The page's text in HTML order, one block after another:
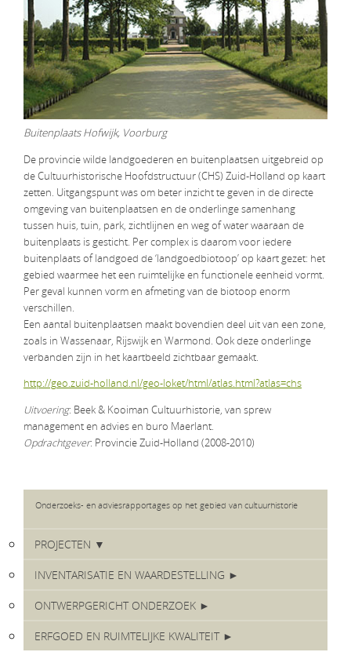
Buitenplaats Hofwijk, Voorburg
De provincie wilde landgoederen en buitenplaatsen uitgebreid op
de Cultuurhistorische Hoofdstructuur (CHS) Zuid-Holland op kaart
zetten. Uitgangspunt was om beter inzicht te geven in de directe
omgeving van buitenplaatsen en de onderlinge samenhang
tussen huis, tuin, park, zichtlijnen en weg of water waaraan de
buitenplaats is gesticht. Per complex is daarom voor iedere
buitenplaats of landgoed de ‘landgoedbiotoop’ op kaart gezet: het
gebied waarmee het een ruimtelijke en functionele eenheid vormt.
Per geval kunnen vorm en afmeting van de biotoop enorm
verschillen.
Een aantal buitenplaatsen maakt bovendien deel uit van een zone,
zoals in Wassenaar, Rijswijk en Warmond. Ook deze onderlinge
verbanden zijn in het kaartbeeld zichtbaar gemaakt.
http://geo.zuid-holland.nl/geo-loket/html/atlas.html?atlas=chs
Uitvoering: Beek & Kooiman Cultuurhistorie, van sprew
management en advies en buro Maerlant.
Opdrachtgever: Provincie Zuid-Holland (2008-2010)
Onderzoeks- en adviesrapportages op het gebied van cultuurhistorie
PROJECTEN ▼
INVENTARISATIE EN WAARDESTELLING ►
ONTWERPGERICHT ONDERZOEK ►
ERFGOED EN RUIMTELIJKE KWALITEIT ►